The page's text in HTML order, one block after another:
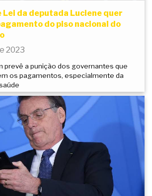
Lei da deputada Luciene quer
do piso nacional do
2023
prevê a punição dos governantes que
os pagamentos, especialmente da